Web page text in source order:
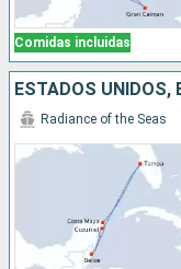
Comidas incluidas
ESTADOS UNIDOS,
Radiance of the Seas